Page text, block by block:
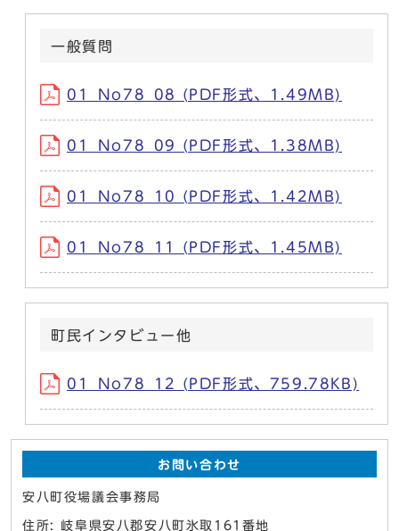
一般質問
01_No78_08 (PDF形式、1.49MB)
01_No78_09 (PDF形式、1.38MB)
01_No78_10 (PDF形式、1.42MB)
01_No78_11 (PDF形式、1.45MB)
町民インタビュー他
01_No78_12 (PDF形式、759.78KB)
お問い合わせ
安八町役場議会事務局
住所: 岐阜県安八郡安八町氷取161番地